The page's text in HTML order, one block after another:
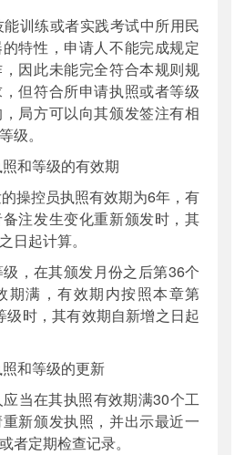
训练或者实践考试中所用民
特性，申请人不能完成规定
因此未能完全符合本规则规
但符合所申请执照或者等级
局方可以向其颁发签注有相
级。
和等级的有效期
操控员执照有效期为6年，有
注发生变化重新颁发时，其
日起计算。
，在其颁发月份之后第36个
期满，有效期内按照本章第
级时，其有效期自新增之日起
和等级的更新
当在其执照有效期满30个工
新颁发执照，并出示最近一
者定期检查记录。